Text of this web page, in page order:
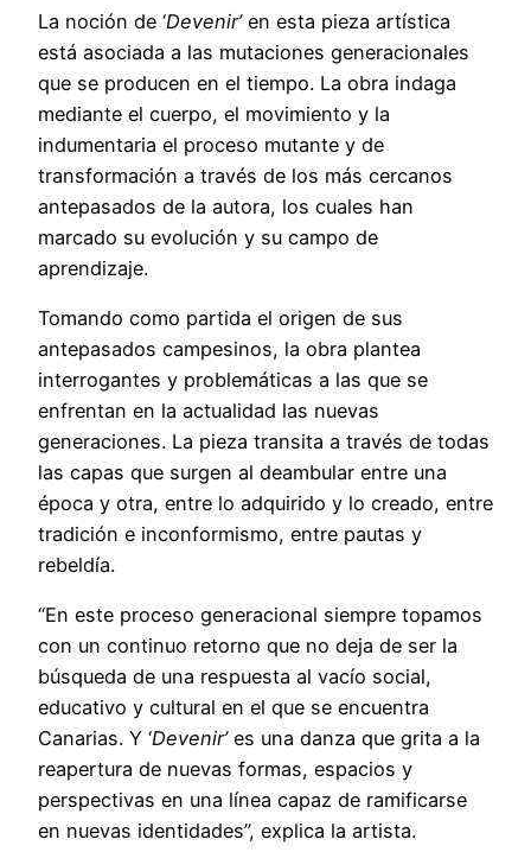
La noción de ‘Devenir’en esta pieza artística
está asociada a las mutaciones generacionales
que se producen en el tiempo. La obra indaga
mediante el cuerpo, el movimiento y la
indumentaria el proceso mutante y de
transformación a través de los más cercanos
antepasados de la autora, los cuales han
marcado su evolución y su campo de
aprendizaje.
Tomando como partida el origen de sus
antepasados campesinos, la obra plantea
interrogantes y problemáticas a las que se
enfrentan en la actualidad las nuevas
generaciones. La pieza transita a través de todas
las capas que surgen al deambular entre una
época y otra, entre lo adquirido y lo creado, entre
tradición e inconformismo, entre pautas y
rebeldía.
“En este proceso generacional siempre topamos
con un continuo retorno que no deja de ser la
búsqueda de una respuesta al vacío social,
educativo y cultural en el que se encuentra
Canarias. Y ‘Devenir’es una danza que grita a la
reapertura de nuevas formas, espacios y
perspectivas en una línea capaz de ramificarse
en nuevas identidades”, explica la artista.